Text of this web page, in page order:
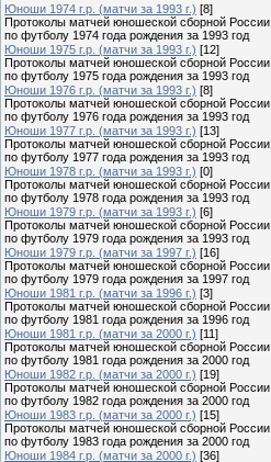
Юноши 1974 г.р. (матчи за 1993 г.) [8]
Протоколы матчей юношеской сборной России
по футболу 1974 года рождения за 1993 год
Юноши 1975 г.р. (матчи за 1993 г.) [12]
Протоколы матчей юношеской сборной России
по футболу 1975 года рождения за 1993 год
Юноши 1976 г.р. (матчи за 1993 г.) [8]
Протоколы матчей юношеской сборной России
по футболу 1976 года рождения за 1993 год
Юноши 1977 г.р. (матчи за 1993 г.) [13]
Протоколы матчей юношеской сборной России
по футболу 1977 года рождения за 1993 год
Юноши 1978 г.р. (матчи за 1993 г.) [0]
Протоколы матчей юношеской сборной России
по футболу 1978 года рождения за 1993 год
Юноши 1979 г.р. (матчи за 1993 г.) [6]
Протоколы матчей юношеской сборной России
по футболу 1979 года рождения за 1993 год
Юноши 1979 г.р. (матчи за 1997 г.) [16]
Протоколы матчей юношеской сборной России
по футболу 1979 года рождения за 1997 год
Юноши 1981 г.р. (матчи за 1996 г.) [3]
Протоколы матчей юношеской сборной России
по футболу 1981 года рождения за 1996 год
Юноши 1981 г.р. (матчи за 2000 г.) [11]
Протоколы матчей юношеской сборной России
по футболу 1981 года рождения за 2000 год
Юноши 1982 г.р. (матчи за 2000 г.) [19]
Протоколы матчей юношеской сборной России
по футболу 1982 года рождения за 2000 год
Юноши 1983 г.р. (матчи за 2000 г.) [15]
Протоколы матчей юношеской сборной России
по футболу 1983 года рождения за 2000 год
Юноши 1984 г.р. (матчи за 2000 г.) [36]